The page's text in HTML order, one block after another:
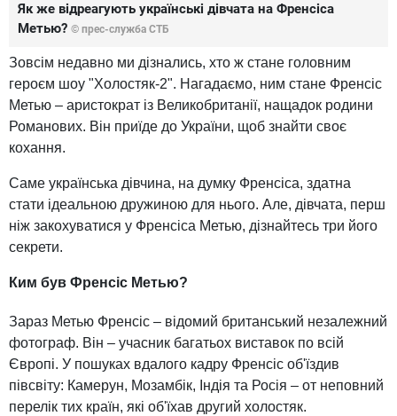
Як же відреагують українські дівчата на Френсіса
Метью? © прес-служба СТБ
Зовсім недавно ми дізнались, хто ж стане головним
героєм шоу "Холостяк-2". Нагадаємо, ним стане Френсіс
Метью – аристократ із Великобританії, нащадок родини
Романових. Він приїде до України, щоб знайти своє
кохання.
Саме українська дівчина, на думку Френсіса, здатна
стати ідеальною дружиною для нього. Але, дівчата, перш
ніж закохуватися у Френсіса Метью, дізнайтесь три його
секрети.
Ким був Френсіс Метью?
Зараз Метью Френсіс – відомий британський незалежний
фотограф. Він – учасник багатьох виставок по всій
Європі. У пошуках вдалого кадру Френсіс об'їздив
півсвіту: Камерун, Мозамбік, Індія та Росія – от неповний
перелік тих країн, які об'їхав другий холостяк.